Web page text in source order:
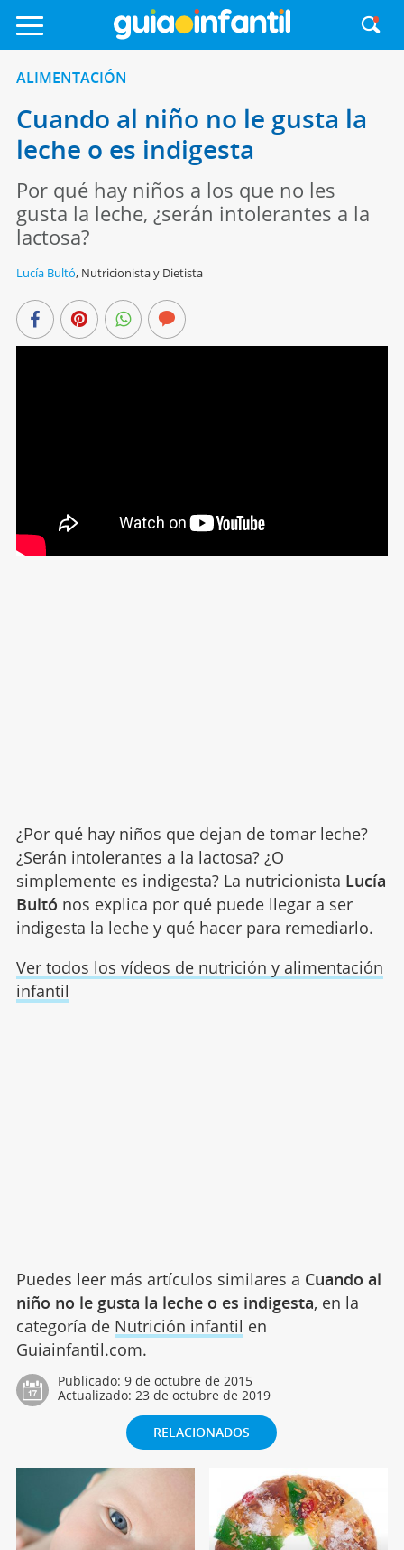
ALIMENTACIÓN
Cuando al niño no le gusta la
leche o es indigesta
Por qué hay niños a los que no les
gusta la leche, ¿serán intolerantes a la
lactosa?
Lucía Bultó, Nutricionista y Dietista
¿Por qué hay niños que dejan de tomar leche?
¿Serán intolerantes a la lactosa? ¿O
simplemente es indigesta? La nutricionista Lucía
Bultó nos explica por qué puede llegar a ser
indigesta la leche y qué hacer para remediarlo.
Ver todos los vídeos de nutrición y alimentación
infantil
Puedes leer más artículos similares a Cuando al
niño no le gusta la leche o es indigesta, en la
categoría de Nutrición infantil en
Guiainfantil.com.
Publicado: 9 de octubre de 2015
Actualizado: 23 de octubre de 2019
RELACIONADOS